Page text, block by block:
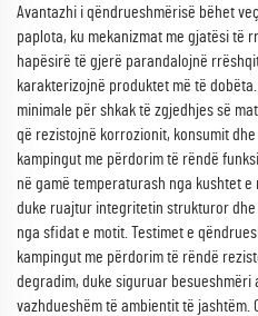
Avantazhi i qëndrueshmërisë bëhet
paplota, ku mekanizmat me gjatësi të
hapësirë të gjerë parandalojnë
karakterizojnë produktet më të
minimale për shkak të zgjedhjes së
që rezistojnë korrozionit, konsumit
kampingut me përdorim të rëndë
në gamë temperaturash nga kushtet
duke ruajtur integritetin strukturor
nga sfidat e motit. Testimet e
kampingut me përdorim të rëndë
degradim, duke siguruar
vazhdueshëm të ambientit të jashtëm.